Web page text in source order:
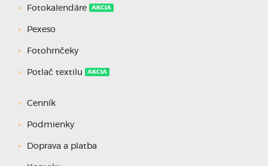
Fotokalendáre AKCIA
Pexeso
Fotohrnčeky
Potlač textilu AKCIA
Cenník
Podmienky
Doprava a platba